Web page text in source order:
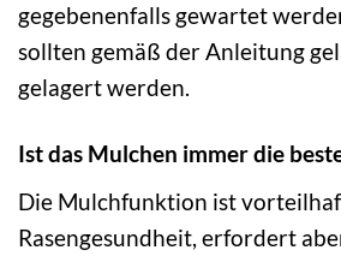
gegebenenfalls gewartet
sollten gemäß der Anleitung
gelagert werden.
Ist das Mulchen immer die
Die Mulchfunktion ist
Rasengesundheit, erfordert